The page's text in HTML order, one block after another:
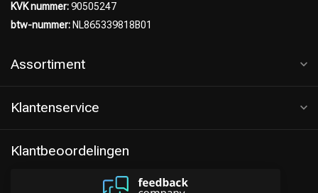
KVK nummer:90505247
btw-nummer: NL865339818B01
Assortiment
Klantenservice
Klantbeoordelingen